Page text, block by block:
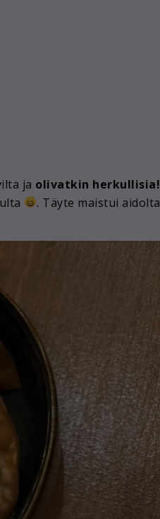
ja olivatkin herkullisia!
. Täyte maistui aidolta